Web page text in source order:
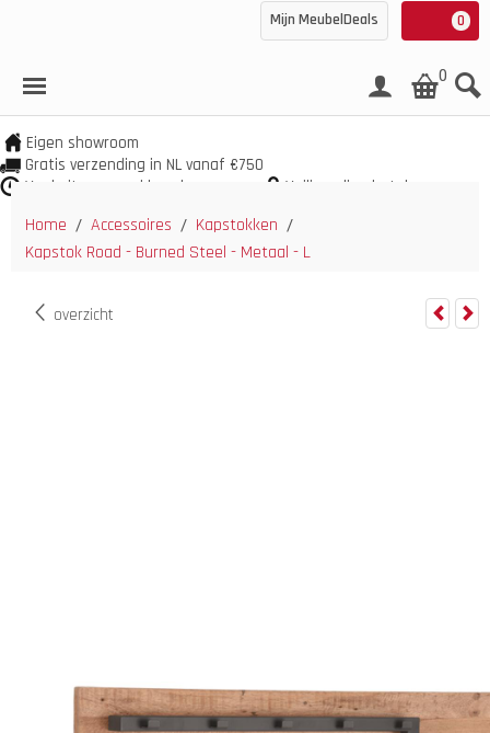
0
Mijn MeubelDeals
0
Eigen showroom
Gratis verzending in NL vanaf €750
Veel uit voorraad leverbaar
Veilig online betalen
Home / Accessoires / Kapstokken /
Kapstok Road - Burned Steel - Metaal - L
overzicht